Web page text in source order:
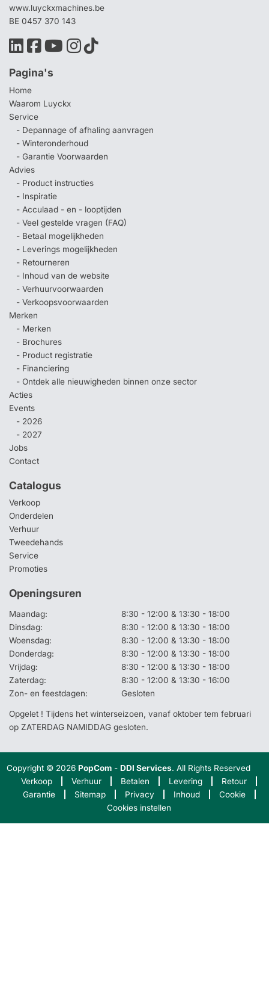
www.luyckxmachines.be
BE 0457 370 143
Pagina's
Home
Waarom Luyckx
Service
- Depannage of afhaling aanvragen
- Winteronderhoud
- Garantie Voorwaarden
Advies
- Product instructies
- Inspiratie
- Acculaad - en - looptijden
- Veel gestelde vragen (FAQ)
- Betaal mogelijkheden
- Leverings mogelijkheden
- Retourneren
- Inhoud van de website
- Verhuurvoorwaarden
- Verkoopsvoorwaarden
Merken
- Merken
- Brochures
- Product registratie
- Financiering
- Ontdek alle nieuwigheden binnen onze sector
Acties
Events
- 2026
- 2027
Jobs
Contact
Catalogus
Verkoop
Onderdelen
Verhuur
Tweedehands
Service
Promoties
Openingsuren
Maandag:
8:30 - 12:00 & 13:30 - 18:00
Dinsdag:
8:30 - 12:00 & 13:30 - 18:00
Woensdag:
8:30 - 12:00 & 13:30 - 18:00
Donderdag:
8:30 - 12:00 & 13:30 - 18:00
Vrijdag:
8:30 - 12:00 & 13:30 - 18:00
Zaterdag:
8:30 - 12:00 & 13:30 - 16:00
Zon- en feestdagen:
Gesloten
Opgelet ! Tijdens het winterseizoen, vanaf oktober tem februari
op ZATERDAG NAMIDDAG gesloten.
Copyright © 2026PopCom -DDI Services. All Rights Reserved
Verkoop
Verhuur Betalen Levering
Retour
Garantie
Sitemap Privacy Inhoud
Cookie
Cookies instellen